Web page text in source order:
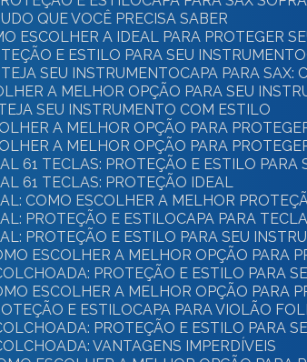
QUE VOCÊ PRECISA SABER
ESCOLHER A IDEAL PARA PROTEGER
E ESTILO PARA SEU INSTRUMENTO
SEU INSTRUMENTO
CAPA PARA
A MELHOR OPÇÃO PARA SEU
SEU INSTRUMENTO COM ESTILO
A MELHOR OPÇÃO PARA
A MELHOR OPÇÃO PARA
61 TECLAS: PROTEÇÃO E ESTILO PARA
61 TECLAS: PROTEÇÃO IDEAL
COMO ESCOLHER A MELHOR
PROTEÇÃO E ESTILO
CAPA PARA
PROTEÇÃO E ESTILO PARA SEU
ESCOLHER A MELHOR OPÇÃO PARA
PROTEÇÃO E ESTILO PARA
ESCOLHER A MELHOR OPÇÃO PARA
E ESTILO
CAPA PARA VIOLÃO
PROTEÇÃO E ESTILO PARA
VANTAGENS IMPERDÍVEIS